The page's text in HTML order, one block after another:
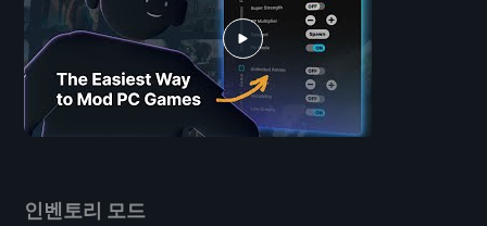
인벤토리 모드